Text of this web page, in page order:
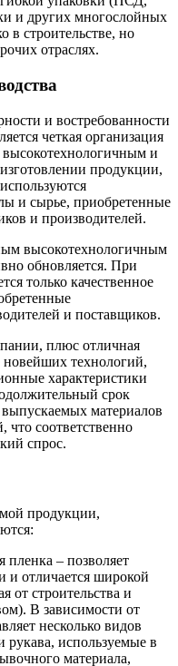
и других многослойных
в строительстве, но
отраслях.
и востребованности
четкая организация
и
продукции,
и сырье, приобретенные
и производителей.
высокотехнологичным
обновляется. При
только качественное
и поставщиков.
плюс отличная
новейших технологий,
характеристики
срок
материалов
что соответственно
спрос.
продукции,
пленка – позволяет
и отличается широкой
от строительства и
В зависимости от
несколько видов
рукава, используемые в
материала,